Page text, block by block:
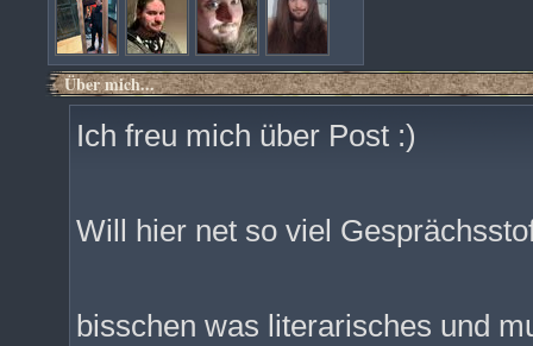
Über mich...
Ich freu mich über Post :)
Will hier net so viel
bisschen was literarisches und